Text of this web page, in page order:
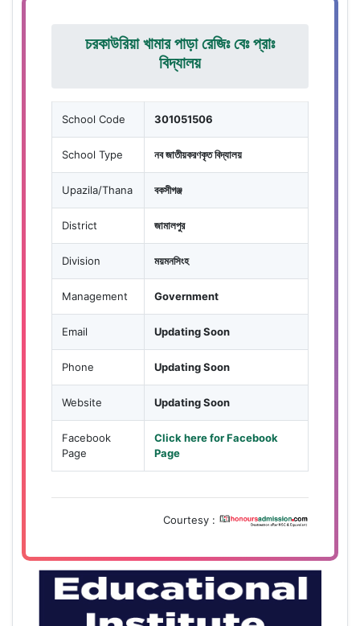
চরকাউরিয়া খামার পাড়া রেজিঃ বেঃ প্রাঃ
বিদ্যালয়
School Code 301051506
School Type নব জাতীয়করণকৃত বিদ্যালয়
Upazila/Thana বকসীগঞ্জ
District জামালপুর
Division ময়মনসিংহ
Management Government
Email Updating Soon
Phone Updating Soon
Website Updating Soon
Facebook
Page
Click here for Facebook
Page
Courtesy :